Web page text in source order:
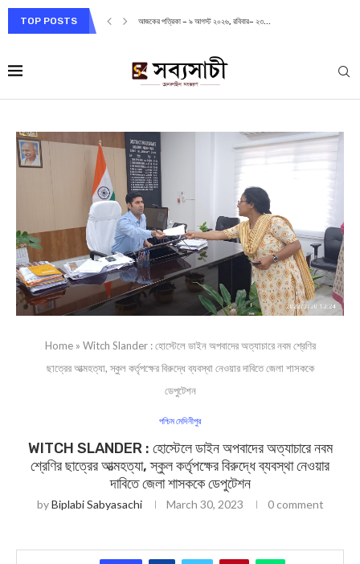
TOP POSTS আজকের পত্রিকা – ৯ আগস্ট ২০২৬, রবিবার– ২৩...
Home» Witch Slander : হোস্টেলে ডাইন অপবাদের অত্যাচারে নবম শ্রেণির
ছাত্রের আত্মহত্যা, স্কুল কর্তৃপক্ষের বিরুদ্ধে ব্যবস্থা নেওয়ার দাবিতে জেলা শাসককে
ডেপুটেশন
পশ্চিম মেদিনীপুর
WITCH SLANDER : হোস্টেলে ডাইন অপবাদের অত্যাচারে নবম
শ্রেণির ছাত্রের আত্মহত্যা, স্কুল কর্তৃপক্ষের বিরুদ্ধে ব্যবস্থা নেওয়ার
দাবিতে জেলা শাসককে ডেপুটেশন
byBiplabi Sabyasachi March 30, 2023 0 comment